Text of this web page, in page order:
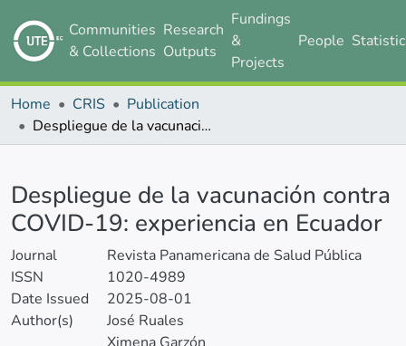
Communities
& Collections
Research
Outputs
Fundings
&
Projects
People
Home CRIS
Publication
Despliegue de la vacunación contra COVID-19: experiencia en Ecuador
Despliegue de la vacunación contra
COVID-19: experiencia en Ecuador
Journal
Revista Panamericana de Salud Pública
ISSN
1020-4989
Date Issued
2025-08-01
Author(s)
José Ruales